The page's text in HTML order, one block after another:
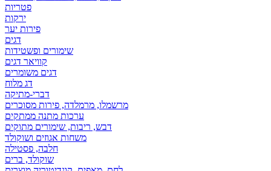
פטריות
ירקות
פירות יער
דגים
שימורים ופשטידות
קוויאר דגים
דגים משומרים
דג מלוח
דברי-מתיקה
מרשמלו, מרמלדה, פירות מסוכרים
ערכות מתנה ממתקים
דבש, ריבות, שימורים מתוקים
משחות אגוזים ושוקולד
חלבה, פסטילה
שוקולד, ברים